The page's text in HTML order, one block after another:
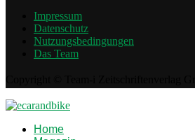
Impressum
Datenschutz
Nutzungsbedingungen
Das Team
Home